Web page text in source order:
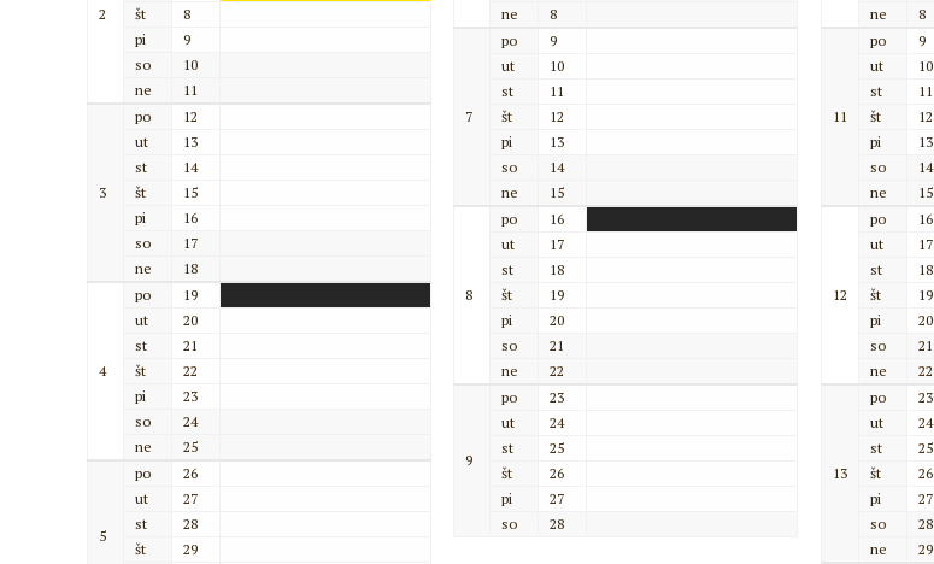
2
št
8
pi
9
so
10
ne
11
3
po
12
ut
13
st
14
št
15
pi
16
so
17
ne
18
4
po
19
ut
20
st
21
št
22
pi
23
so
24
ne
25
5
po
26
ut
27
st
28
št
29
ne
8
7
po
9
ut
10
st
11
št
12
pi
13
so
14
ne
15
8
po
16
ut
17
st
18
št
19
pi
20
so
21
ne
22
9
po
23
ut
24
st
25
št
26
pi
27
so
28
ne
8
11
po
9
ut
10
st
11
št
12
pi
13
so
14
ne
15
12
po
16
ut
17
st
18
št
19
pi
20
so
21
ne
22
13
po
23
ut
24
st
25
št
26
pi
27
so
28
ne
29